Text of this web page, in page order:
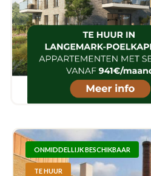
ONMIDDELLIJK BESCHIKBAAR
TE HUUR